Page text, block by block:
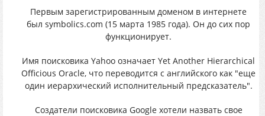
Первым зарегистрированным доменом в интернете
был symbolics.com (15 марта 1985 года). Он до сих пор
функционирует.
Имя поисковика Yahoo означает Yet Another Hierarchical
Officious Oracle, что переводится с английского как "еще
один иерархический исполнительный предсказатель".
Создатели поисковика Google хотели назвать свое